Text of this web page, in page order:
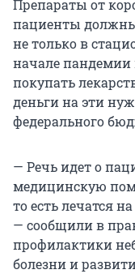
Препараты от
пациенты
не только в
начале
покупать
деньги на эти
федерального
— Речь идет о
медицинскую
то есть лечатся
— сообщили в
профилактики
болезни и